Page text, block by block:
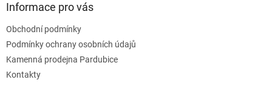
Informace pro vás
Obchodní podmínky
Podmínky ochrany osobních údajů
Kamenná prodejna Pardubice
Kontakty